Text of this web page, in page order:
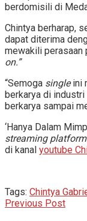
berdomisili di
Chintya berharap,
dapat diterima
mewakili perasaan
on.”
“Semoga singleini
berkarya di
berkarya sampai
‘Hanya Dalam
streaming platform
di kanal youtube
Tags: Chintya
Previous Post